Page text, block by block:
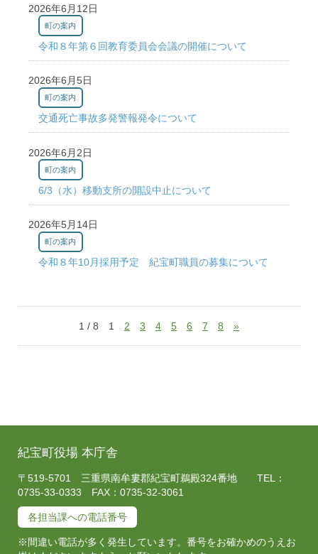
2026年6月12日
町の案内
令和８年第６回教育委員会会議の開催について
2026年6月5日
町の案内
交通死亡事故多発警報発令について
2026年6月2日
町の案内
6/3（水）移動支所の開設中止について
2026年5月14日
町の案内
令和８年10月採用予定 紀宝町職員の募集について
1 / 8 1 2 3 4 5 6 7 8 »
紀宝町役場 本庁舎
〒519-5701 三重県南牟婁郡紀宝町鵜殿324番地 TEL：
0735-33-0333 FAX：0735-32-3061
各担当課への電話番号
※間違い電話が多く発生しています。番号をお確かめのうえお